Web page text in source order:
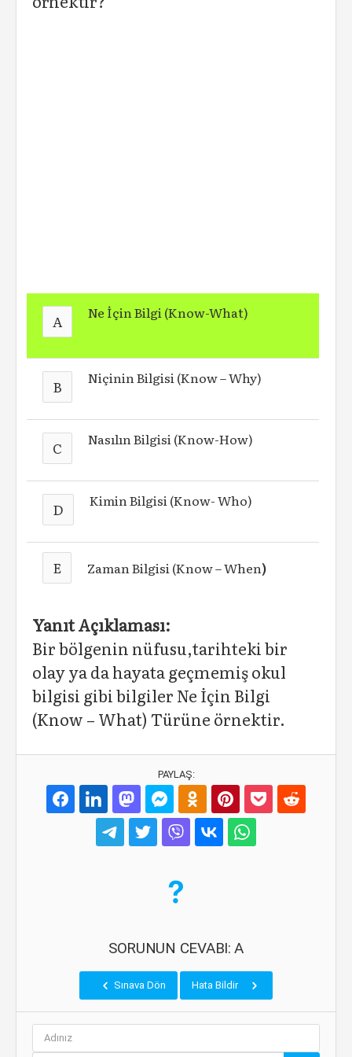
A Ne İçin Bilgi (Know-What)
B Niçinin Bilgisi (Know – Why)
C Nasılın Bilgisi (Know-How)
D Kimin Bilgisi (Know- Who)
E Zaman Bilgisi (Know – When)
Yanıt Açıklaması:
Bir bölgenin nüfusu,tarihteki bir
olay ya da hayata geçmemiş okul
bilgisi gibi bilgiler Ne İçin Bilgi
(Know – What) Türüne örnektir.
PAYLAŞ:
SORUNUN CEVABI: A
Sınava Dön Hata Bildir